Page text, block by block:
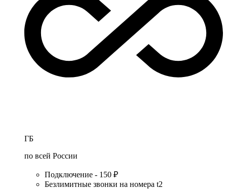
ГБ
по всей России
Подключение - 150 ₽
Безлимитные звонки на номера t2